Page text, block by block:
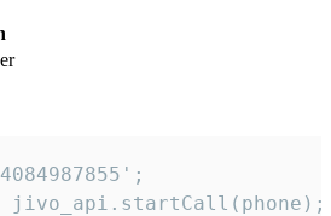
jivo_api.startCall(phone);